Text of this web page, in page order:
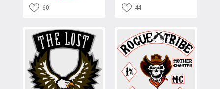
60 44